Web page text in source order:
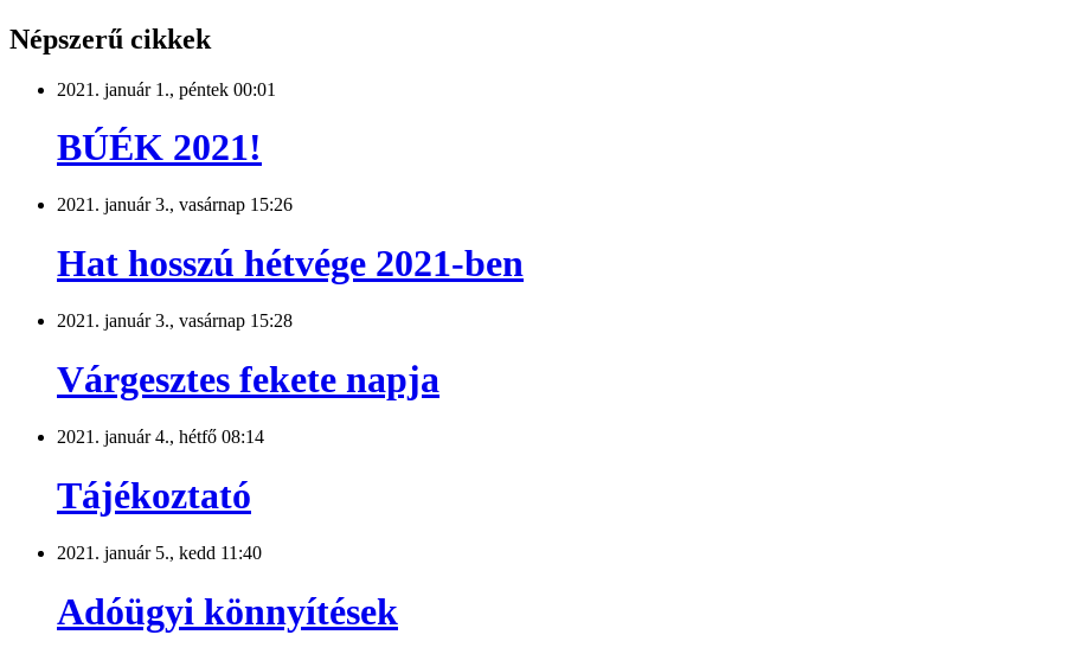
Népszerű cikkek
2021. január 1., péntek 00:01
BÚÉK 2021!
2021. január 3., vasárnap 15:26
Hat hosszú hétvége 2021-ben
2021. január 3., vasárnap 15:28
Várgesztes fekete napja
2021. január 4., hétfő 08:14
Tájékoztató
2021. január 5., kedd 11:40
Adóügyi könnyítések